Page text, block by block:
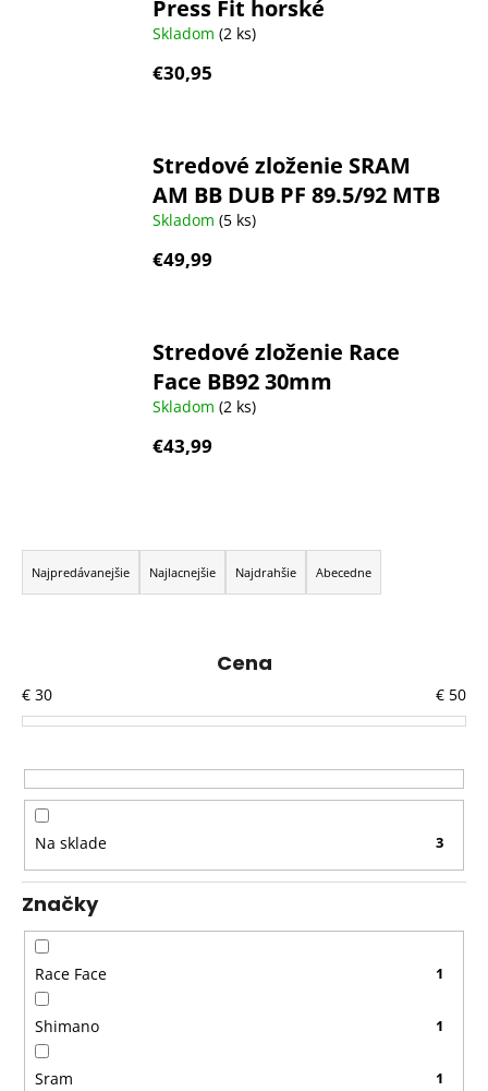
Press Fit horské
Skladom (2 ks)
€30,95
Stredové zloženie SRAM
AM BB DUB PF 89.5/92 MTB
Skladom (5 ks)
€49,99
Stredové zloženie Race
Face BB92 30mm
Skladom (2 ks)
€43,99
R
a
d
i
e
r
o
d
u
k
t
o
v
Najpredávanejšie Najlacnejšie Najdrahšie Abecedne
Cena
€ 30 € 50
Na sklade 3
Značky
Race Face 1
Shimano 1
Sram 1